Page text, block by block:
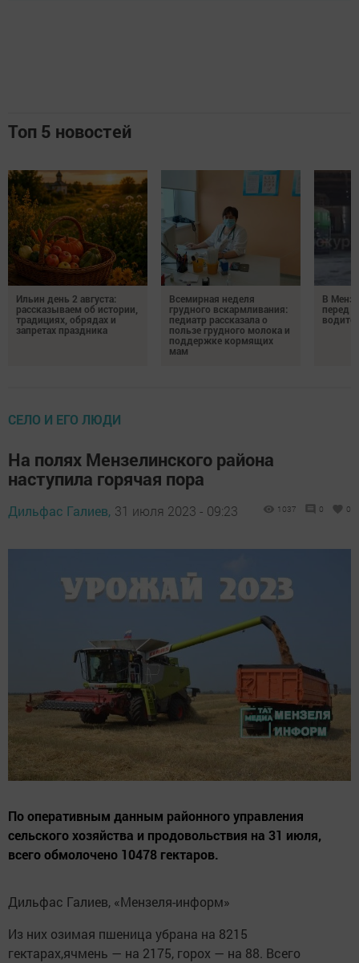
Топ 5 новостей
Ильин день 2 августа:
рассказываем об истории,
традициях, обрядах и
запретах праздника
Всемирная неделя
грудного вскармливания:
педиатр рассказала о
пользе грудного молока и
поддержке кормящих
мам
В
перед
СЕЛО И ЕГО ЛЮДИ
На полях Мензелинского района
наступила горячая пора
Дильфас Галиев, 31 июля 2023 - 09:23 1037 0 0
По оперативным данным районного управления
сельского хозяйства и продовольствия на 31 июля,
всего обмолочено 10478 гектаров.
Дильфас Галиев, «Мензеля-информ»
Из них озимая пшеница убрана на 8215
гектарах,ячмень — на 2175, горох — на 88. Всего